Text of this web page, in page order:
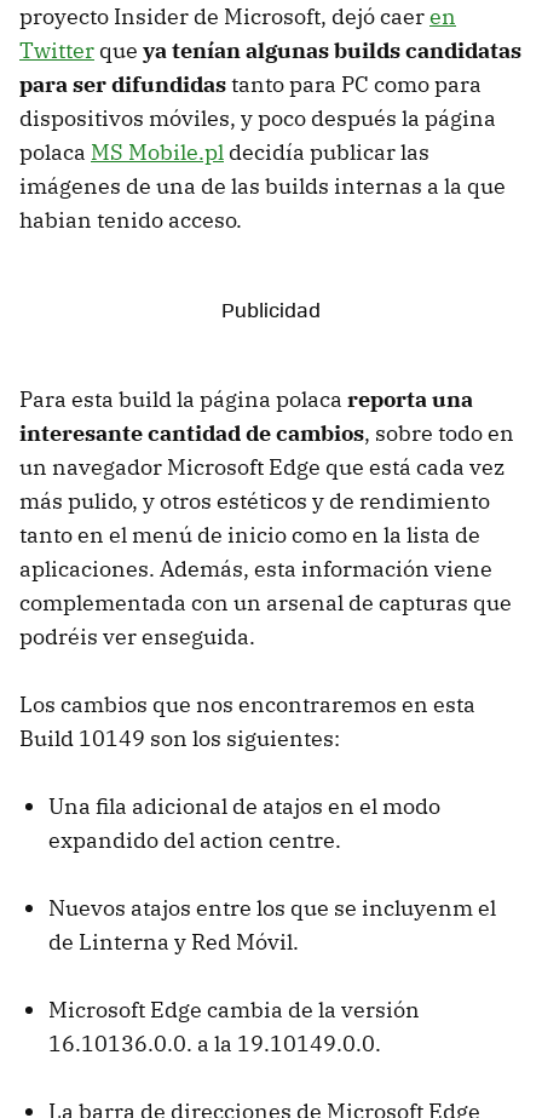
proyecto Insider de Microsoft, dejó caeren
Twitter que ya tenían algunas builds candidatas
para ser difundidastanto para PC como para
dispositivos móviles, y poco después la página
polaca MS Mobile.pl decidía publicar las
imágenes de una de las builds internas a la que
habian tenido acceso.
Para esta build la página polaca reporta una
interesante cantidad de cambios, sobre todo en
un navegador Microsoft Edge que está cada vez
más pulido, y otros estéticos y de rendimiento
tanto en el menú de inicio como en la lista de
aplicaciones. Además, esta información viene
complementada con un arsenal de capturas que
podréis ver enseguida.
Los cambios que nos encontraremos en esta
Build 10149 son los siguientes:
Una fila adicional de atajos en el modo
expandido del action centre.
Nuevos atajos entre los que se incluyenm el
de Linterna y Red Móvil.
Microsoft Edge cambia de la versión
16.10136.0.0. a la 19.10149.0.0.
La barra de direcciones de Microsoft Edge